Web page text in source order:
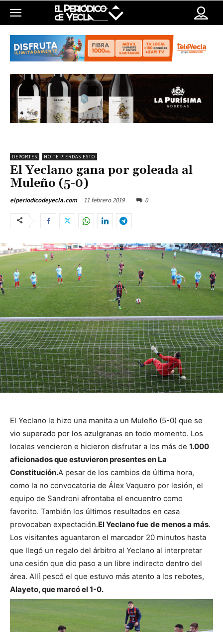
DEPORTES NO TE PIERDAS ESTO
El Yeclano gana por goleada al
Muleño (5-0)
elperiodicodeyecla.com 11 febrero 2019 0
El Yeclano le hizo una manita a un Muleño (5-0) que se
vio superado por los azulgranas en todo momento. Los
locales vencieron e hicieron disfrutar a los más de 1.000
aficionados que estuvieron presentes en La
Constitución.A pesar de los cambios de última hora,
como la no convocatoria de Álex Vaquero por lesión, el
equipo de Sandroni afrontaba el encuentro como
favorito. También los últimos resultados en casa
provocaban expectación.El Yeclano fue de menos a más.
Los visitantes aguantaron el marcador 20 minutos hasta
que llegó un regalo del árbitro al Yeclano al interpretar
una cesión que dio paso a un libre indirecto dentro del
área. Allí pescó el que estuvo más atento a los rebotes,
Alayeto, que marcó el 1-0.